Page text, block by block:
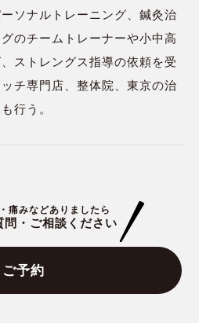
ソナルトレーニング、鍼灸治
のチームトレーナーや小中高
ストレングス指導の依頼を受
チ専門店、整体院、東京の治
行う。
痛みなどありましたら
問・ご相談ください
ご予約